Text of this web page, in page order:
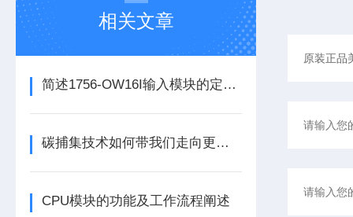
相关文章
简述1756-OW16I输入模块的定期维护保养建议
碳捕集技术如何带我们走向更洁净的未来？
CPU模块的功能及工作流程阐述